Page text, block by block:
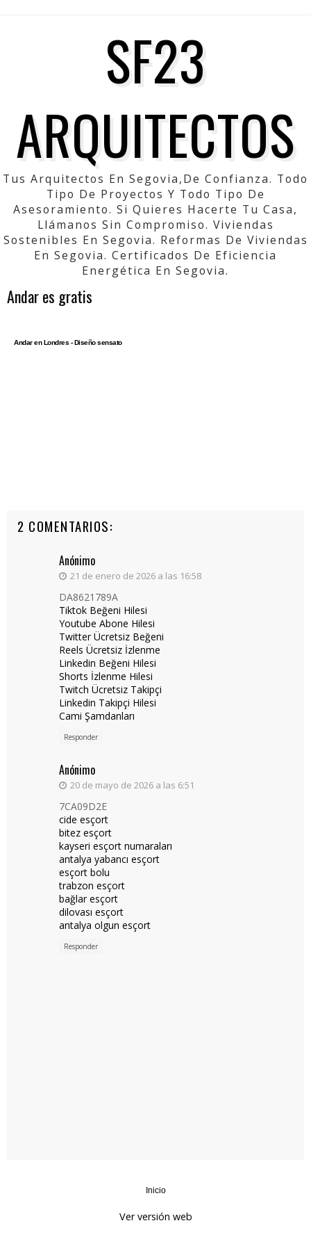
SF23
ARQUITECTOS
Tus Arquitectos En Segovia,de Confianza. Todo
Tipo De Proyectos Y Todo Tipo De
Asesoramiento. Si Quieres Hacerte Tu Casa,
Llámanos Sin Compromiso. Viviendas
Sostenibles En Segovia. Reformas De Viviendas
En Segovia. Certificados De Eficiencia
Energética En Segovia.
Andar es gratis
Andar en Londres - Diseño sensato
2 COMENTARIOS:
Anónimo
21 de enero de 2026 a las 16:58
DA8621789A
Tiktok Beğeni Hilesi
Youtube Abone Hilesi
Twitter Ücretsiz Beğeni
Reels Ücretsiz İzlenme
Linkedin Beğeni Hilesi
Shorts İzlenme Hilesi
Twitch Ücretsiz Takipçi
Linkedin Takipçi Hilesi
Cami Şamdanları
Responder
Anónimo
20 de mayo de 2026 a las 6:51
7CA09D2E
cide esçort
bitez esçort
kayseri esçort numaraları
antalya yabancı esçort
esçort bolu
trabzon esçort
bağlar esçort
dilovası esçort
antalya olgun esçort
Responder
Inicio
Ver versión web